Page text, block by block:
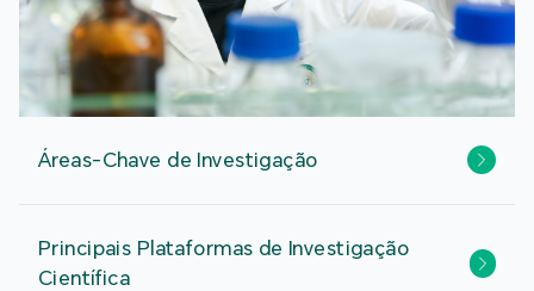
Áreas-Chave de Investigação
Principais Plataformas de Investigação
Científica